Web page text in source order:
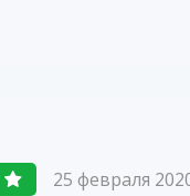
25 февраля